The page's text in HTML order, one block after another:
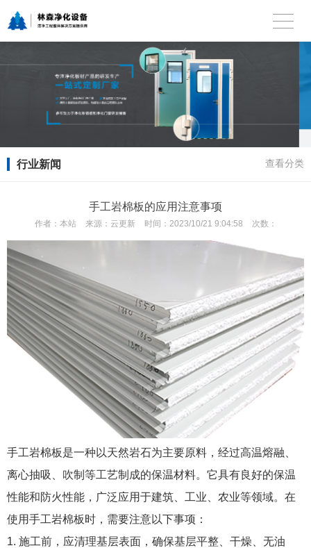
行业新闻 查看分类
手工岩棉板的应用注意事项
作者： 本站 来源： 云更新 时间： 2023/10/21 9:04:58 次数：
手工岩棉板是一种以天然岩石为主要原料，经过高温熔融、
离心抽吸、吹制等工艺制成的保温材料。它具有良好的保温
性能和防火性能，广泛应用于建筑、工业、农业等领域。在
使用手工岩棉板时，需要注意以下事项：
1. 施工前，应清理基层表面，确保基层平整、干燥、无油